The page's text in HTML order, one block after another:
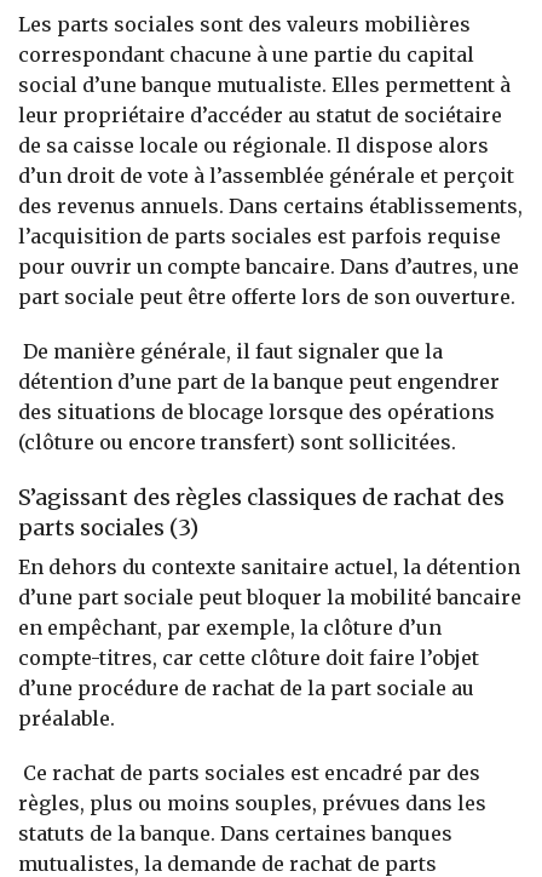
Les parts sociales sont des valeurs mobilières
correspondant chacune à une partie du capital
social d’une banque mutualiste. Elles permettent à
leur propriétaire d’accéder au statut de sociétaire
de sa caisse locale ou régionale. Il dispose alors
d’un droit de vote à l’assemblée générale et perçoit
des revenus annuels. Dans certains établissements,
l’acquisition de parts sociales est parfois requise
pour ouvrir un compte bancaire. Dans d’autres, une
part sociale peut être offerte lors de son ouverture.
De manière générale, il faut signaler que la
détention d’une part de la banque peut engendrer
des situations de blocage lorsque des opérations
(clôture ou encore transfert) sont sollicitées.
S’agissant des règles classiques de rachat des
parts sociales (3)
En dehors du contexte sanitaire actuel, la détention
d’une part sociale peut bloquer la mobilité bancaire
en empêchant, par exemple, la clôture d’un
compte-titres, car cette clôture doit faire l’objet
d’une procédure de rachat de la part sociale au
préalable.
Ce rachat de parts sociales est encadré par des
règles, plus ou moins souples, prévues dans les
statuts de la banque. Dans certaines banques
mutualistes, la demande de rachat de parts